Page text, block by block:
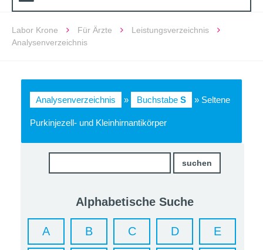
Labor Krone Für Ärzte
Leistungsverzeichnis
Analysenverzeichnis
Analysenverzeichnis » Buchstabe S » Seltene
Purkinjezell- und Kleinhirnantikörper
Alphabetische Suche
A B C D E